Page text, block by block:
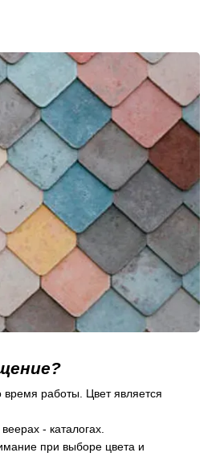
время работы. Цвет является
- каталогах.
при выборе цвета и